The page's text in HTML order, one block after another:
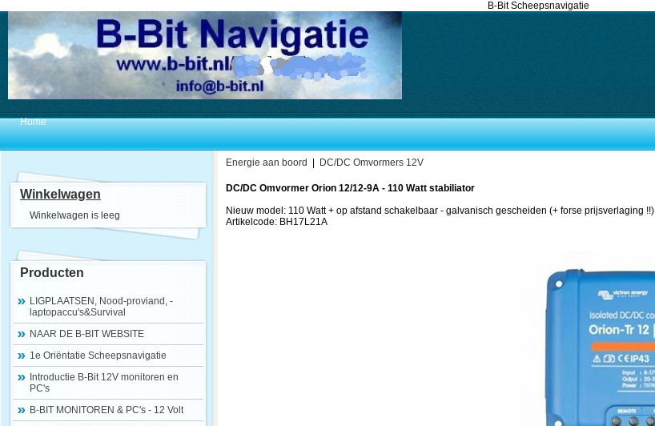
B-Bit Scheepsnavigatie
Home
Winkelwagen
Winkelwagen is leeg
Producten
LIGPLAATSEN, Nood-proviand, -
laptopaccu's&Survival
NAAR DE B-BIT WEBSITE
1e Oriëntatie Scheepsnavigatie
Introductie B-Bit 12V monitoren en
PC's
B-BIT MONITOREN & PC's - 12 Volt
Energie aan boord DC/DC Omvormers 12V
DC/DC Omvormer Orion 12/12-9A - 110 Watt stabiliator
Nieuw model: 110 Watt + op afstand schakelbaar - galvanisch gescheiden (+ forse prijsverlaging !!)
Artikelcode: BH17L21A